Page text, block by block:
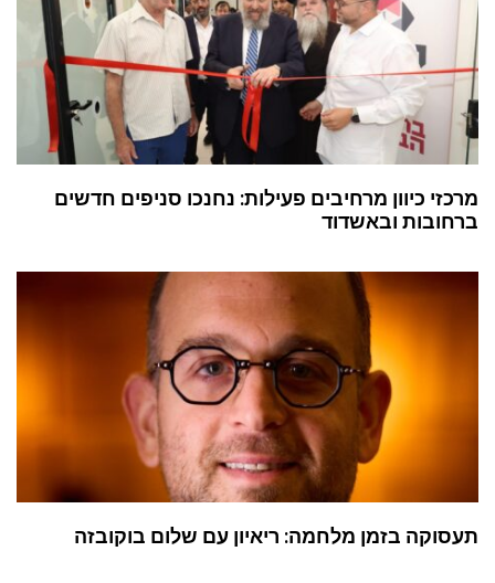
מרכזי כיוון מרחיבים פעילות: נחנכו סניפים חדשים
ברחובות ובאשדוד
תעסוקה בזמן מלחמה: ריאיון עם שלום בוקובזה